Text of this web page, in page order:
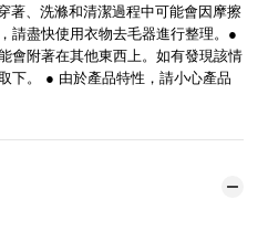
著、洗滌和清潔過程中可能會因摩擦
請盡快使用衣物去毛器進行整理。●
會附著在其他東西上。如有發現該情
下。 ● 由於產品特性，請小心產品